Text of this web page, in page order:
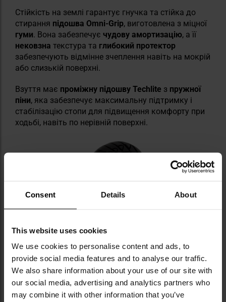
Consent Details About
This website uses cookies
We use cookies to personalise content and ads, to
provide social media features and to analyse our traffic.
We also share information about your use of our site with
our social media, advertising and analytics partners who
may combine it with other information that you’ve
Стійкість на землі гарантує гнучка та стійка до
стирання підошва Omni-Grip, виготовлена з міцної
гуми. Вона забезпечує чудову амортизацію, а її
нековзна текстура та глибокий протектор
забезпечують відмінне зчеплення навіть на мокрій
або слизькій поверхні.
Взуття має проміжну підошву Techlite з пружної
піни, яка забезпечує максимальну підтримку і
стабілізацію стопи для підвищення комфорту при
ходьбі, навіть по нерівній поверхні.